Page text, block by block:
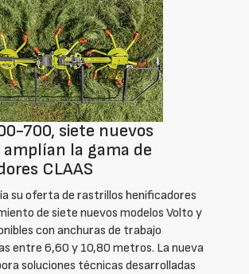
700, siete nuevos
amplían la gama de
CLAAS
su oferta de rastrillos henificadores
de siete nuevos modelos Volto y
con anchuras de trabajo
entre 6,60 y 10,80 metros. La nueva
soluciones técnicas desarrolladas